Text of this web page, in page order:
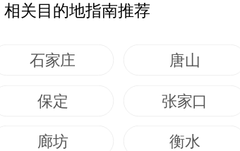
相关目的地指南推荐
石家庄 唐山
保定 张家口
廊坊 衡水